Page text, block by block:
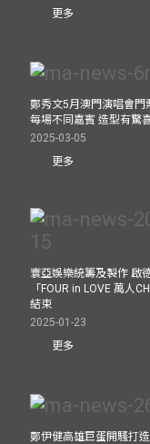
更多
鄭秀文5月澳門演唱會
每場不同嘉賓 造型有驚
2025-03-05
更多
寰亞娛樂統籌及製作 啟
「FOUR in LOVE 萬人
結束
2025-01-23
更多
鄭伊健高雄巨蛋開騷打